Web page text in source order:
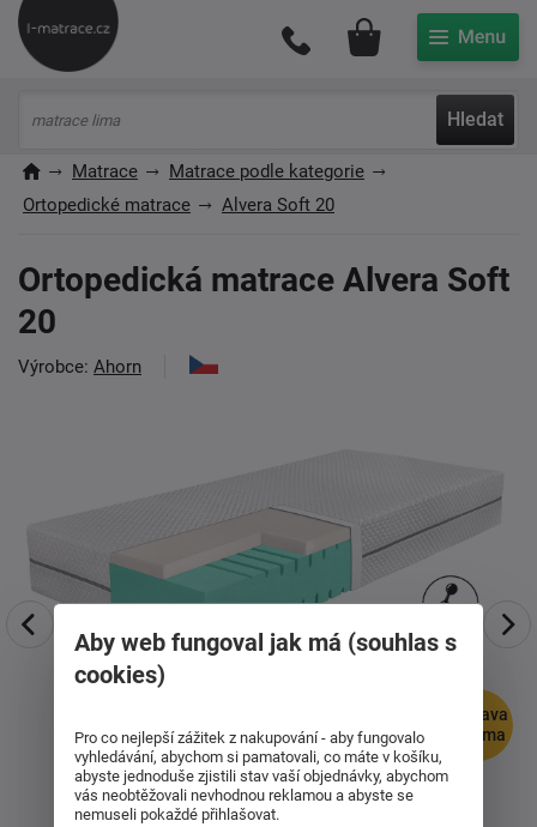
Hledat
Můj účet
Matrace
Matrace podle kategorie
Ortopedické matrace
Alvera Soft 20
Ortopedická matrace Alvera Soft
20
Výrobce: Ahorn
doprava
zdarma
Aby web fungoval jak má (souhlas s
cookies)
Pro co nejlepší zážitek z nakupování - aby fungovalo
vyhledávání, abychom si pamatovali, co máte v košíku,
abyste jednoduše zjistili stav vaší objednávky, abychom
vás neobtěžovali nevhodnou reklamou a abyste se
nemuseli pokaždé přihlašovat.